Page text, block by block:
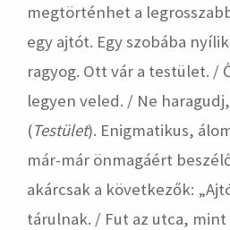
megtörténhet a
egy ajtót. Egy szobába
ragyog. Ott vár a testület. /
legyen veled. / Ne
(Testület). Enigmatikus,
már-már önmagáért
akárcsak a következők:
tárulnak. / Fut az utca, mint